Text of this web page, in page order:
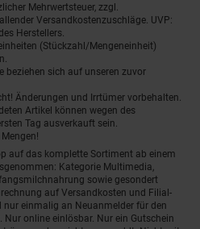
Mehrwertsteuer, zzgl.
Versandkostenzuschläge. UVP:
Herstellers.
(Stückzahl/Mengeneinheit)
beziehen sich auf unseren zuvor
Änderungen und Irrtümer vorbehalten.
Artikel können wegen des
Tag ausverkauft sein.
auf das komplette Sortiment ab einem
Kategorie Multimedia,
sowie gesondert
auf Versandkosten und Filial-
nur einmalig an Neuanmelder für den
Nur online einlösbar. Nur ein Gutschein